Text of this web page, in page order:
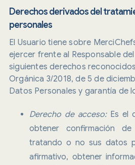
Derechos derivados del
personales
El Usuario tiene sobre
ejercer frente al Responsable
siguientes derechos
Orgánica 3/2018, de 5 de
Datos Personales y garantía de
Derecho de acceso:Es el
obtener confirmación
tratando o no sus datos
afirmativo, obtener